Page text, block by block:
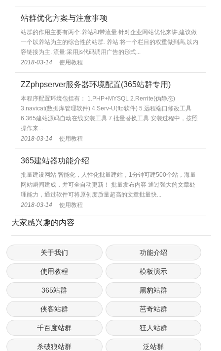
站群优化方案与注意事项
站群的作用主要有两个:养站和带流量.针对企业网站优化来讲,建议做
一个以养站为主的综合性的站群. 养站:将一个栏目的权重做到高,以内
容链接为主. 流量:采用js代码调用广告的形式...
2018-03-14
使用教程
ZZphpserver服务器环境配置(365站群专用)
本程序配置环境包括有： 1.PHP+MYSQL 2.Rerrite(伪静态)
3.navicat(数据库管理软件) 4.Serv-U(ftp软件) 5.远程端口修改工具
6.365建站源码自动在线安装工具 7.批量替换工具 安装过程中，按照
操作来...
2018-03-14
使用教程
365建站器功能介绍
批量建设网站 智能化，人性化批量建站，1分钟可建500个站，海量
网站瞬间建成，并可全自动更新！ 批量发布内容 通过强大的文章处
理能力，通过软件可将原创度质量超高的文章批量快...
2018-03-14
使用教程
大家感兴趣的内容
关于我们 功能介绍
使用教程 模板演示
365站群 黑豹站群
侠客站群 芭奇站群
千百度站群 狂人站群
杀破狼站群 泛站群